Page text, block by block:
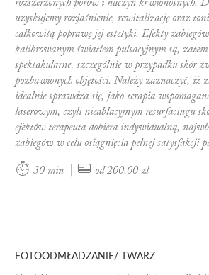
rozszerzonych porów i naczyń krwionośnych.
uzyskujemy rozjaśnienie, rewitalizację oraz
całkowitą poprawę jej estetyki. Efekty
kalibrowanym światłem pulsacyjnym są,
spektakularne, szczególnie w przypadku skór
pozbawionych objętości. Należy zaznaczyć, iż
idealnie sprawdza się, jako terapia
laserowym, czyli nieablacyjnym resurfacingu
efektów terapeuta dobiera indywidualną,
zabiegów w celu osiągnięcia pełnej satysfakcji
30 min od 200.00 zł
FOTOODMŁADZANIE/ TWARZ